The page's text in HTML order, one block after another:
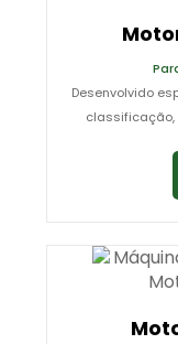
Desenvolvido
classificação,